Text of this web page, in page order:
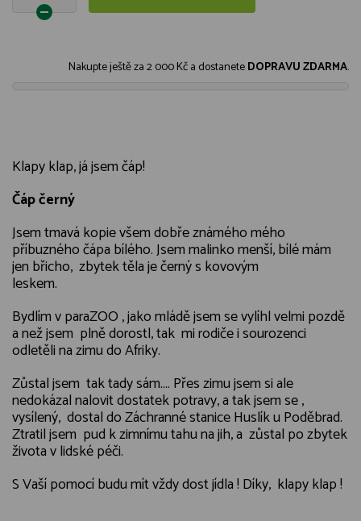
Nakupte ještě za2 000 Kča dostaneteDOPRAVU ZDARMA.
Klapy klap, já jsem čáp!
Čáp černý
Jsem tmavá kopie všem dobře známého mého
příbuzného čápa bílého. Jsem malinko menší, bílé mám
jen břicho, zbytek těla je černý s kovovým
leskem.
Bydlím v paraZOO , jako mládě jsem se vylíhl velmi pozdě
a než jsem plně dorostl, tak mi rodiče i sourozenci
odletěli na zimu do Afriky.
Zůstal jsem tak tady sám.... Přes zimu jsem si ale
nedokázal nalovit dostatek potravy, a tak jsem se ,
vysílený, dostal do Záchranné stanice Huslík u Poděbrad.
Ztratil jsem pud k zimnímu tahu na jih, a zůstal po zbytek
života v lidské péči.
S Vaší pomocí budu mít vždy dost jídla ! Díky, klapy klap !